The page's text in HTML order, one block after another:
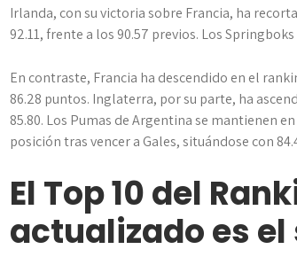
Irlanda, con su victoria sobre Francia, ha
92.11, frente a los 90.57 previos. Los
En contraste, Francia ha descendido en el
86.28 puntos. Inglaterra, por su parte, ha
85.80. Los Pumas de Argentina se mantienen
posición tras vencer a Gales, situándose con
El Top 10 del
actualizado es